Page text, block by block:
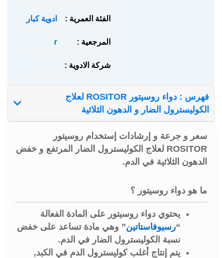
الفئة العمرية : ادوية كبار
المرجعية : r
شركة الادوية :
فهرس : دواء روسيتور ROSITOR لعلاج
الكوليسترول الضار و الدهون الثلاثية
سعر و جرعة و إرشادات إستخدام روسيتور
ROSITOR لعلاج الكوليسترول الضار المرتفع و خفض
الدهون الثلاثية في الدم.
ما هو دواء روسيتور ؟
يحتوي دواء روسيتور على المادة الفعالة
“رسيوفاستاتين” وهي مادة تساعد على خفض
نسبة الكوليسترول الضار في الدم.
يتم إنتاج أغلب كوليسترول الدم في الكبد,